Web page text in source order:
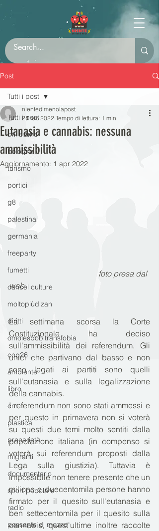
Post
Tutti i post
chi siamo
bologna
turismo
portici
g8
palestina
germania
freeparty
fumetti
cancel culture
moltopiùdizan
diritti
omolesbobitransfobia
cop26
ambiente
libro
cnr
plastica
precarietà
migranti
documentario
sport popolare
radio
passante di mezzo
Tutti i post
Eutanasia e cannabis: nessuna
ammissibilità
nientedimenolapost
24 feb 2022 Tempo di lettura: 1 min
Aggiornamento: 1 apr 2022
foto presa dal
web
La settimana scorsa la Corte
Costituzionale ha deciso
sull'ammissibilità dei referendum. Gli
unici che partivano dal basso e non
sono legati ai partiti sono quelli
sull'eutanasia e sulla legalizzazione
della cannabis.
I referendum non sono stati ammessi e
per questo in primavera non si voterà
su questi due temi molto sentiti dalla
popolazione italiana (in compenso si
voterà sui referendum proposti dalla
Lega sulla giustizia). Tuttavia è
impossibile non tenere presente che un
milione e duecentomila persone hanno
firmato per il quesito sull'eutanasia e
ben settecentomila per il quesito sulla
cannabis, quest'ultime inoltre raccolte